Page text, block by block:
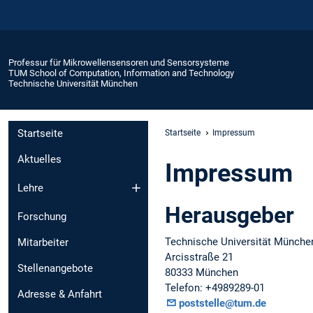
Professur für Mikrowellensensoren und Sensorsysteme
TUM School of Computation, Information and Technology
Technische Universität München
Startseite
Aktuelles
Lehre
Forschung
Mitarbeiter
Stellenangebote
Adresse & Anfahrt
Startseite Impressum
Impressum
Herausgeber
Technische Universität
Arcisstraße 21
80333 München
Telefon: +4989289-01
poststelle@tum.de